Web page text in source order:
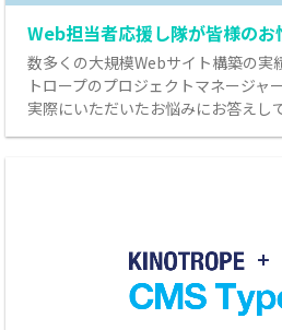
Web担当者応援し隊が皆様のお
数多くの大規模Webサイト構築の実
トロープのプロジェクトマネージャ
実際にいただいたお悩みにお答えし